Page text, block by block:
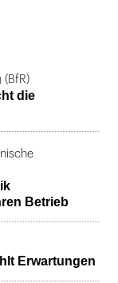
(BfR)
die
Betrieb
Erwartungen